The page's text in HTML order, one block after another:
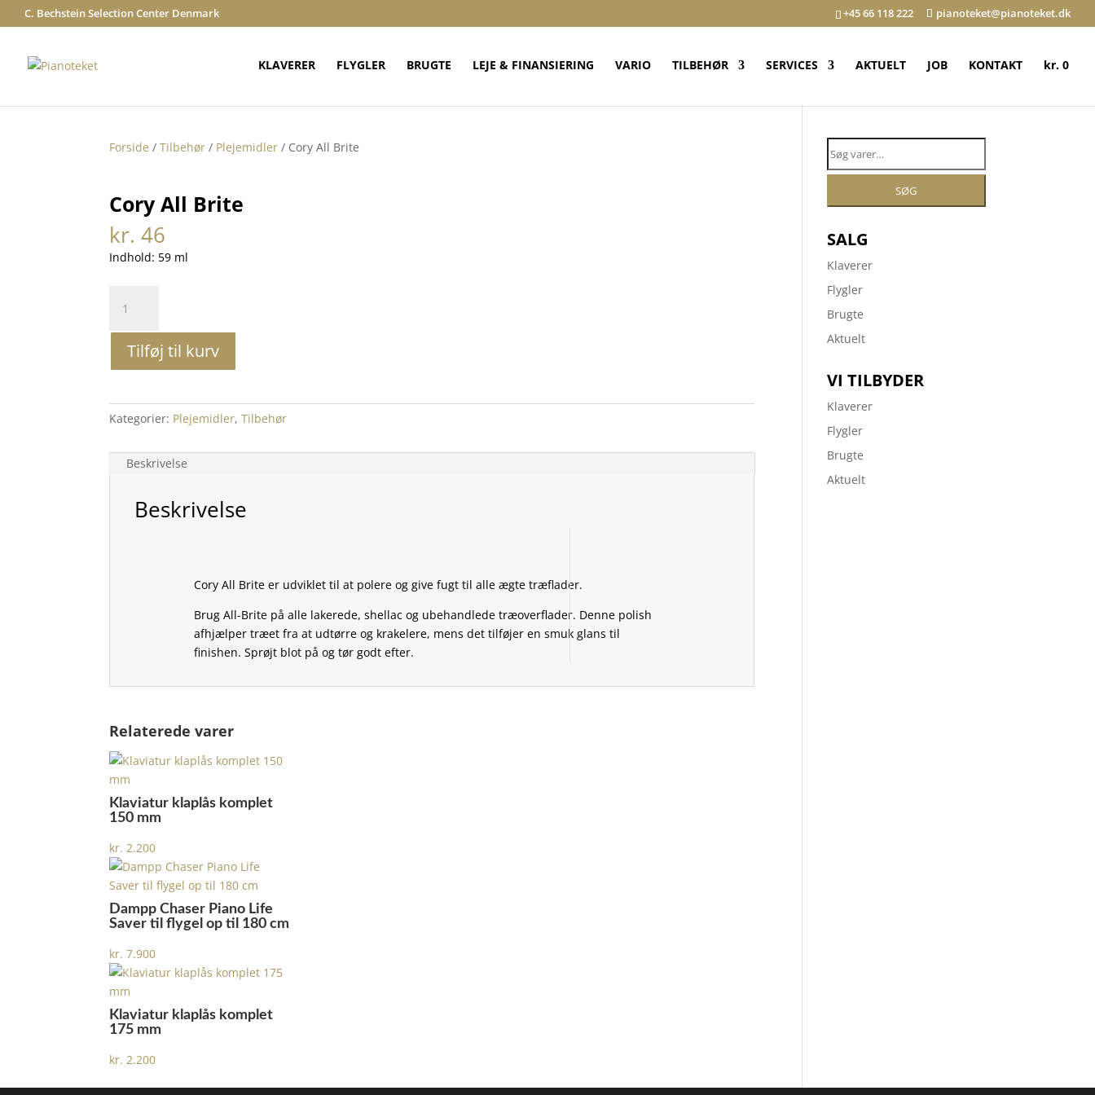
+45 66 118 222 pianoteket@pianoteket.dk
C. Bechstein Selection Center Denmark
KLAVERER FLYGLER BRUGTE LEJE & FINANSIERING VARIO TILBEHØR SERVICES AKTUELT JOB KONTAKT kr. 0
Forside /Tilbehør / Plejemidler / Cory All Brite
Cory All Brite
kr. 46
Indhold: 59 ml
Brite
antalTilføj til kurv
Kategorier: Plejemidler,Tilbehør
Beskrivelse
Beskrivelse
Cory All Brite er udviklet til at polere og give fugt til alle ægte træflader.
Brug All-Brite på alle lakerede, shellac og ubehandlede træoverflader. Denne polish
afhjælper træet fra at udtørre og krakelere, mens det tilføjer en smuk glans til
finishen. Sprøjt blot på og tør godt efter.
Relaterede varer
Klaviatur klaplås komplet
150 mm
kr. 2.200
Dampp Chaser Piano Life
Saver til flygel op til 180 cm
kr. 7.900
Klaviatur klaplås komplet
175 mm
kr. 2.200
efter:
SØG
SALG
Klaverer
Flygler
Brugte
Aktuelt
VI TILBYDER
Klaverer
Flygler
Brugte
Aktuelt